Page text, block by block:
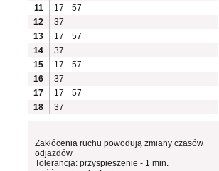
11
17
57
12
37
13
17
57
14
37
15
17
57
16
37
17
17
57
18
37
Zakłócenia ruchu powodują zmiany czasów
odjazdów
Tolerancja: przyspieszenie - 1 min.